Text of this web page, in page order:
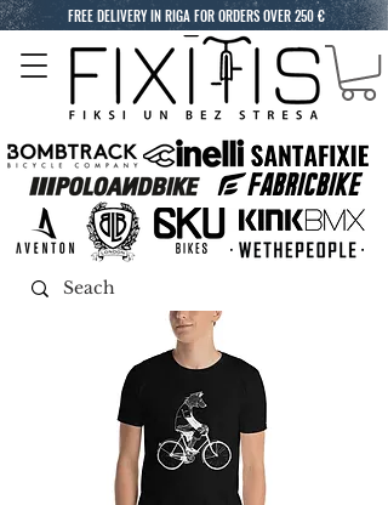
FREE DELIVERY IN RIGA FOR ORDERS OVER 250 €